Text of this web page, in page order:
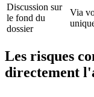
Discussion sur
le fond du
dossier
Via
Les risques
directement